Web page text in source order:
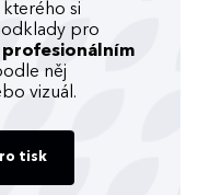
si
pro
profesionálním
něj
vizuál.
tisk